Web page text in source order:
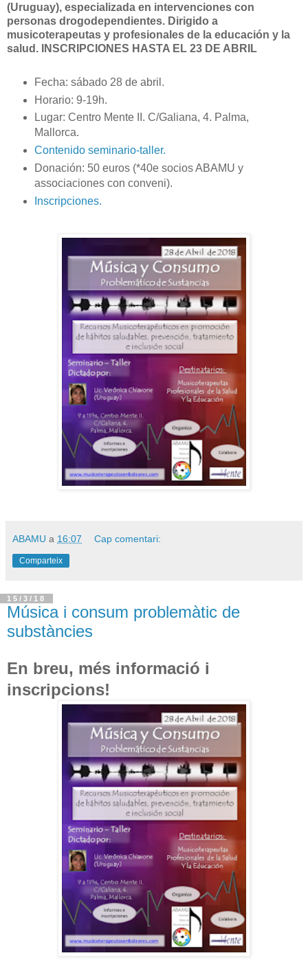
(Uruguay), especializada en intervenciones con
personas drogodependientes. Dirigido a
musicoterapeutas y profesionales de la educación y la
salud. INSCRIPCIONES HASTA EL 23 DE ABRIL
Fecha: sábado 28 de abril.
Horario: 9-19h.
Lugar: Centro Mente II. C/Galiana, 4. Palma,
Mallorca.
Contenido seminario-taller.
Donación: 50 euros (*40e socios ABAMU y
associaciones con conveni).
Inscripciones.
ABAMU a 16:07 Cap comentari:
Comparteix
15/3/18
Música i consum problemàtic de
substàncies
En breu, més informació i
inscripcions!